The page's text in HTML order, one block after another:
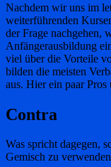
Nachdem wir uns im
weiterführenden
der Frage nachgehen,
Anfängerausbildung
viel über die Vorteile
bilden die meisten
aus. Hier ein paar Pros
Contra
Was spricht dagegen,
Gemisch zu